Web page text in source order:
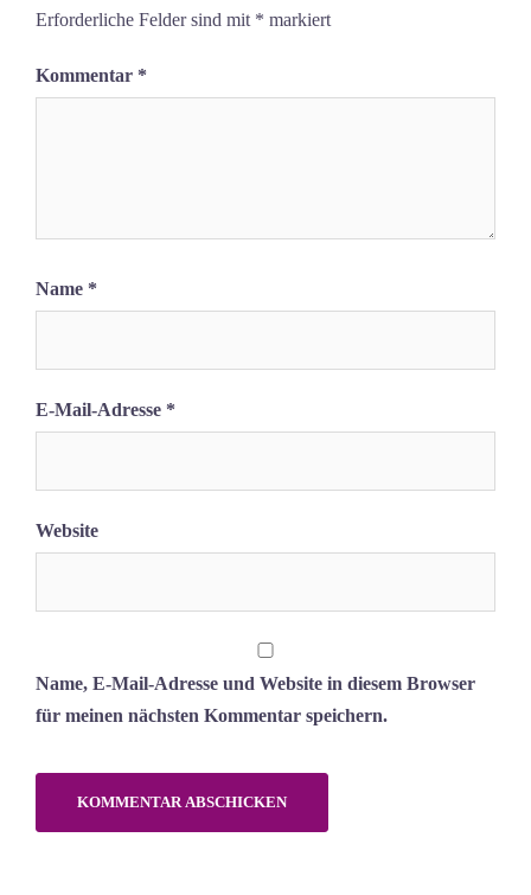
Erforderliche Felder sind mit * markiert
Kommentar *
Name *
E-Mail-Adresse *
Website
Name, E-Mail-Adresse und Website in diesem Browser
für meinen nächsten Kommentar speichern.